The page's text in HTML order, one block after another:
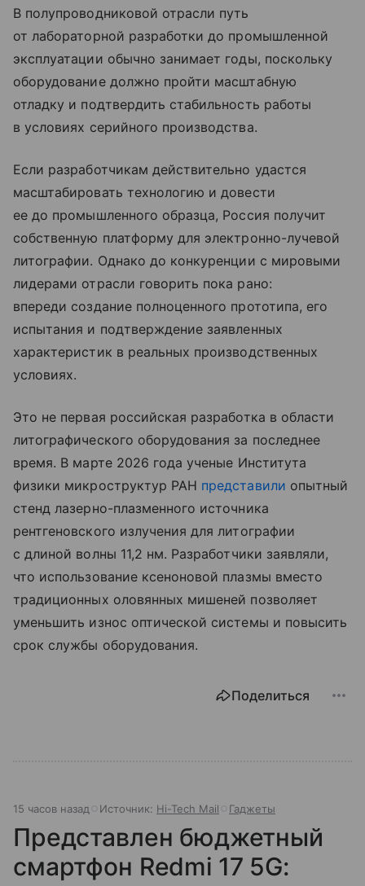
В полупроводниковой отрасли путь
от лабораторной разработки до промышленной
эксплуатации обычно занимает годы, поскольку
оборудование должно пройти масштабную
отладку и подтвердить стабильность работы
в условиях серийного производства.
Если разработчикам действительно удастся
масштабировать технологию и довести
ее до промышленного образца, Россия получит
собственную платформу для электронно-лучевой
литографии. Однако до конкуренции с мировыми
лидерами отрасли говорить пока рано:
впереди создание полноценного прототипа, его
испытания и подтверждение заявленных
характеристик в реальных производственных
условиях.
Это не первая российская разработка в области
литографического оборудования за последнее
время. В марте 2026 года ученые Института
физики микроструктур РАН представили опытный
стенд лазерно-плазменного источника
рентгеновского излучения для литографии
с длиной волны 11,2 нм. Разработчики заявляли,
что использование ксеноновой плазмы вместо
традиционных оловянных мишеней позволяет
уменьшить износ оптической системы и повысить
срок службы оборудования.
Поделиться
15 часов назад Источник: Hi-Tech Mail Гаджеты
Представлен бюджетный
смартфон Redmi 17 5G: